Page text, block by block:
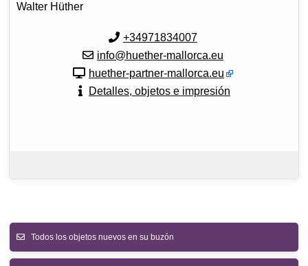
Walter Hüther
+34971834007
info@huether-mallorca.eu
huether-partner-mallorca.eu
Detalles, objetos e impresión
Todos los objetos nuevos en su buzón